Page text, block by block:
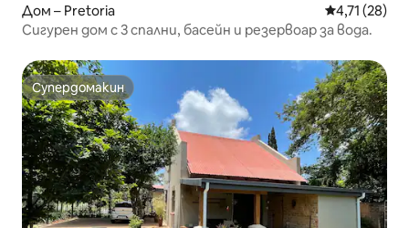
Дом – Pretoria Средна
4,71 (28)
Сигурен дом с 3 спални, басейн и резервоар за вода.
Супердомакин
Супердомакин